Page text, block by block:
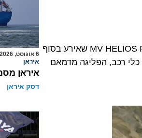
דאגה בקרב הדרג המדיני ביטחוני בישראל בעקבות הפיצוץ באוניית המשא MV HELIOS Ray שאירע בסוף
כלי רכב, הפליגה מדמאם
6 אוגוסט, 2026
איראן
איראן
דסק איראן